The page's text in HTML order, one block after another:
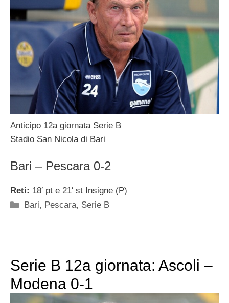
Anticipo 12a giornata Serie B
Stadio San Nicola di Bari
Bari – Pescara 0-2
Reti: 18′ pt e 21′ st Insigne (P)
Categorie
Bari, Pescara, Serie B
Serie B 12a giornata: Ascoli –
Modena 0-1